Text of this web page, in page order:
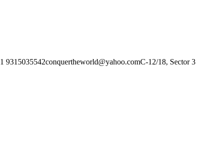
9315035542conquertheworld@yahoo.comC-12/18, Sector 3